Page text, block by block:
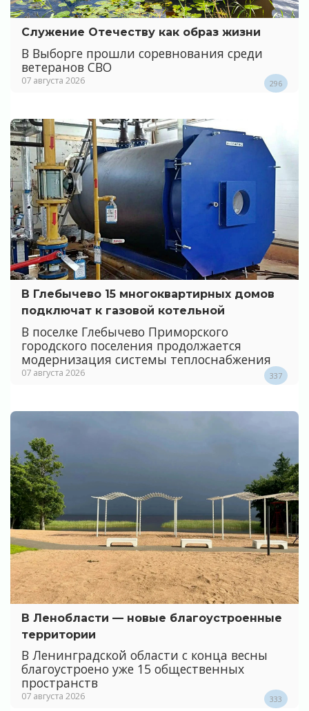
Служение Отечеству как образ жизни
В Выборге прошли соревнования среди
ветеранов СВО
07 августа 2026 296
В Глебычево 15 многоквартирных домов
подключат к газовой котельной
В поселке Глебычево Приморского
городского поселения продолжается
модернизация системы теплоснабжения
07 августа 2026 337
В Ленобласти — новые благоустроенные
территории
В Ленинградской области с конца весны
благоустроено уже 15 общественных
пространств
07 августа 2026 333